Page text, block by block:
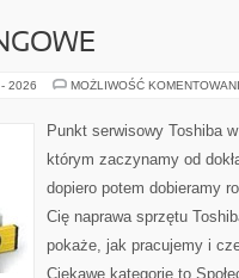
2026 MOŻLIWOŚĆ
Punkt serwisowy Toshiba
którym zaczynamy od
dopiero potem dobieramy
Cię naprawa sprzętu
pokaże, jak pracujemy i
Ciekawe kategorie to